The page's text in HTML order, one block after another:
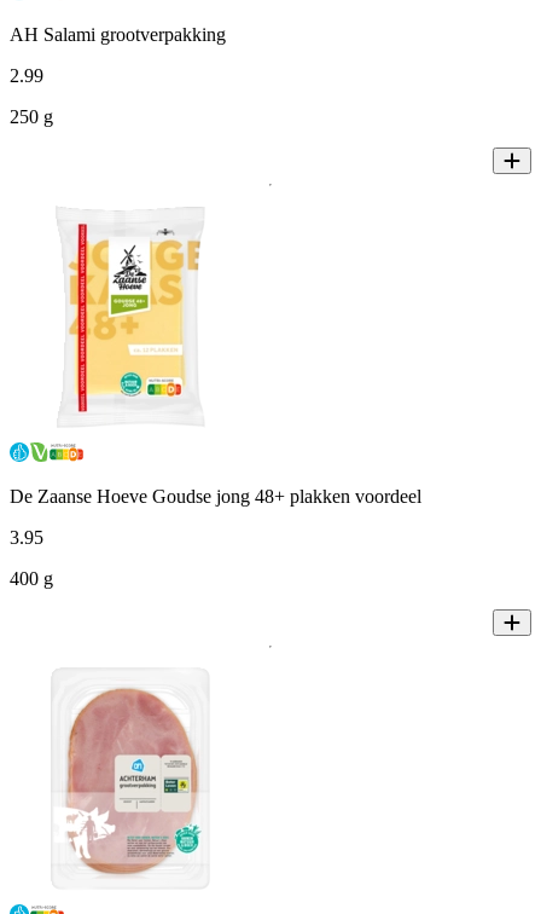
AH Salami grootverpakking
2.99
250 g
De Zaanse Hoeve Goudse jong 48+ plakken voordeel
3.95
400 g